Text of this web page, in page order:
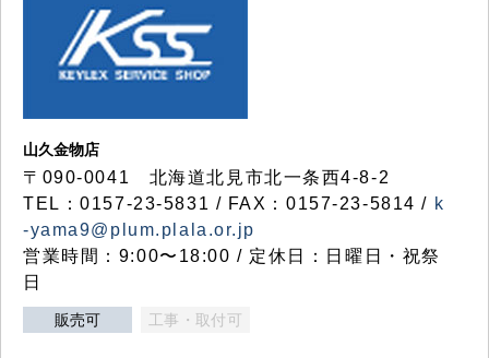
山久金物店
〒090-0041 北海道北見市北一条西4-8-2
TEL：0157-23-5831 / FAX：0157-23-5814 / k
-yama9@plum.plala.or.jp
営業時間：9:00〜18:00 / 定休日：日曜日・祝祭
日
販売可 工事・取付可